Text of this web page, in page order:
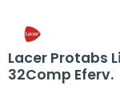
Lacer Protabs
32Comp Eferv.